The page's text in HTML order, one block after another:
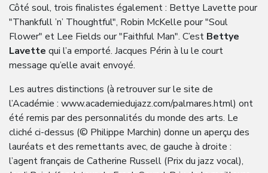
Côté soul, trois finalistes également : Bettye Lavette pour
"Thankfull ’n’ Thoughtful", Robin McKelle pour "Soul
Flower" et Lee Fields our "Faithful Man". C’est Bettye
Lavette qui l’a emporté. Jacques Périn à lu le court
message qu’elle avait envoyé.
Les autres distinctions (à retrouver sur le site de
l’Académie : www.academiedujazz.com/palmares.html) ont
été remis par des personnalités du monde des arts. Le
cliché ci-dessus (© Philippe Marchin) donne un aperçu des
lauréats et des remettants avec, de gauche à droite :
l’agent français de Catherine Russell (Prix du jazz vocal),